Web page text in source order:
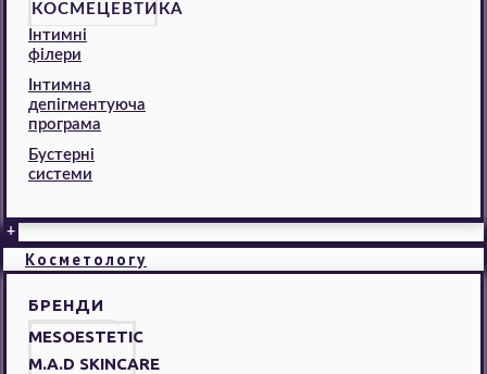
КОСМЕЦЕВТИКА
Інтимні
філери
Інтимна
депігментуюча
програма
Бустерні
системи
+
Косметологу
БРЕНДИ
MESOESTETIC
M.A.D SKINCARE